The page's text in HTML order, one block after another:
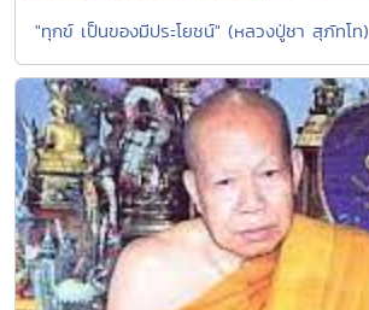
"ทุกข์ เป็นของมีประโยชน์" (หลวงปู่ชา สุภัทโท)